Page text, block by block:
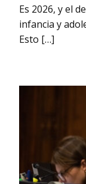
Es 2026, y el
infancia y
Esto […]